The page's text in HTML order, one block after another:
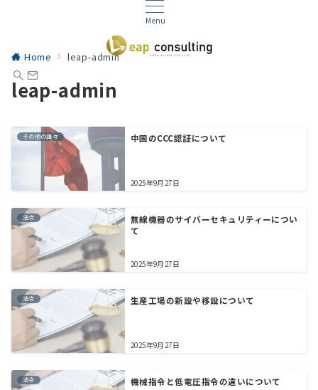
Menu
Home leap-admin
leap-admin
その他の国々 中国のCCC認証について
2025年9月27日
法令
無線機器のサイバーセキュリティーについ
て
2025年9月27日
法令 生産工場の新設や移設について
2025年9月27日
法令 機械指令と低電圧指令の違いについて